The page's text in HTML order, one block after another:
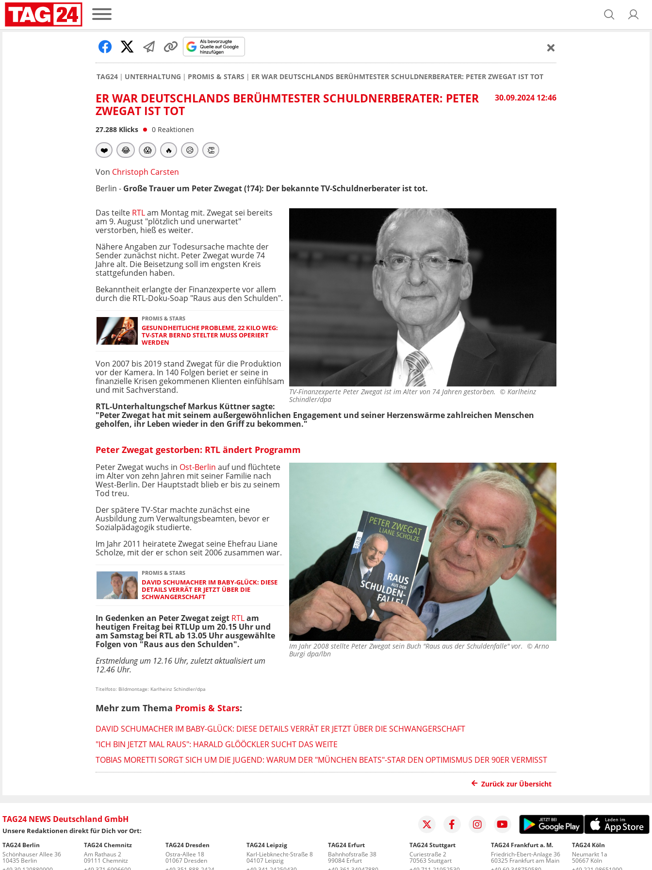
TAG24 UNTERHALTUNG PROMIS & STARS ER WAR DEUTSCHLANDS BERÜHMTESTER SCHULDNERBERATER: PETER ZWEGAT IST TOT
30.09.2024 12:46
ER WAR DEUTSCHLANDS BERÜHMTESTER SCHULDNERBERATER: PETER
ZWEGAT IST TOT
27.288 Klicks 0 Reaktionen
❤️ 😂 😱 🔥 😥 👏
Von Christoph Carsten
Berlin - Große Trauer um Peter Zwegat (†74): Der bekannte TV-Schuldnerberater ist tot.
TV-Finanzexperte Peter Zwegat ist im Alter von 74 Jahren gestorben. © Karlheinz
Schindler/dpa
Das teilte RTLam Montag mit. Zwegat sei bereits
am 9. August "plötzlich und unerwartet"
verstorben, hieß es weiter.
Nähere Angaben zur Todesursache machte der
Sender zunächst nicht. Peter Zwegat wurde 74
Jahre alt. Die Beisetzung soll im engsten Kreis
stattgefunden haben.
Bekanntheit erlangte der Finanzexperte vor allem
durch die RTL-Doku-Soap "Raus aus den Schulden".
PROMIS & STARS
GESUNDHEITLICHE PROBLEME, 22 KILO WEG:
TV-STAR BERND STELTER MUSS OPERIERT
WERDEN
Von 2007 bis 2019 stand Zwegat für die Produktion
vor der Kamera. In 140 Folgen beriet er seine in
finanzielle Krisen gekommenen Klienten einfühlsam
und mit Sachverstand.
RTL-Unterhaltungschef Markus Küttner sagte:
"Peter Zwegat hat mit seinem außergewöhnlichen Engagement und seiner Herzenswärme zahlreichen Menschen
geholfen, ihr Leben wieder in den Griff zu bekommen."
Peter Zwegat gestorben: RTL ändert Programm
Im Jahr 2008 stellte Peter Zwegat sein Buch "Raus aus der Schuldenfalle" vor. ©Arno
Burgi dpa/lbn
Peter Zwegat wuchs in Ost-Berlin auf und flüchtete
im Alter von zehn Jahren mit seiner Familie nach
West-Berlin. Der Hauptstadt blieb er bis zu seinem
Tod treu.
Der spätere TV-Star machte zunächst eine
Ausbildung zum Verwaltungsbeamten, bevor er
Sozialpädagogik studierte.
Im Jahr 2011 heiratete Zwegat seine Ehefrau Liane
Scholze, mit der er schon seit 2006 zusammen war.
PROMIS & STARS
DAVID SCHUMACHER IM BABY-GLÜCK: DIESE
DETAILS VERRÄT ER JETZT ÜBER DIE
SCHWANGERSCHAFT
In Gedenken an Peter Zwegat zeigt RTLam
heutigen Freitag bei RTLUp um 20.15 Uhr und
am Samstag bei RTL ab 13.05 Uhr ausgewählte
Folgen von "Raus aus den Schulden".
Erstmeldung um 12.16 Uhr, zuletzt aktualisiert um
12.46 Uhr.
Titelfoto: Bildmontage: Karlheinz Schindler/dpa
Mehr zum Thema Promis & Stars:
DAVID SCHUMACHER IM BABY-GLÜCK: DIESE DETAILS VERRÄT ER JETZT ÜBER DIE SCHWANGERSCHAFT
"ICH BIN JETZT MAL RAUS": HARALD GLÖÖCKLER SUCHT DAS WEITE
TOBIAS MORETTI SORGT SICH UM DIE JUGEND: WARUM DER "MÜNCHEN BEATS"-STAR DEN OPTIMISMUS DER 90ER VERMISST
Zurück zur Übersicht
TAG24 NEWS Deutschland GmbH
Unsere Redaktionen direkt für Dich vor Ort:
TAG24 Berlin
Schönhauser Allee 36
10435 Berlin
TAG24 Chemnitz
Am Rathaus 2
09111 Chemnitz
TAG24 Dresden
Ostra-Allee 18
01067 Dresden
TAG24 Leipzig
Karl-Liebknecht-Straße 8
04107 Leipzig
TAG24 Erfurt
Bahnhofstraße 38
99084 Erfurt
TAG24 Stuttgart
Curiestraße 2
70563 Stuttgart
TAG24 Frankfurt a. M.
Friedrich-Ebert-Anlage 36
60325 Frankfurt am Main
TAG24 Köln
Neumarkt 1a
50667 Köln